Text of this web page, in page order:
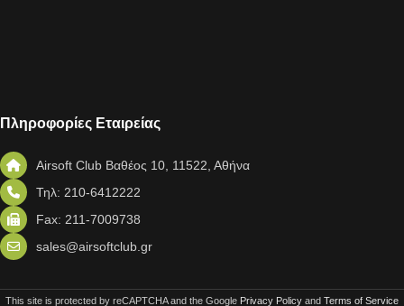
Πληροφορίες Εταιρείας
Airsoft Club Βαθέος 10, 11522, Αθήνα
Τηλ: 210-6412222
Fax: 211-7009738
sales@airsoftclub.gr
This site is protected by reCAPTCHA and the Google Privacy Policy and Terms of Service